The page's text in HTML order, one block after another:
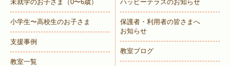
未就学のお子さま （0〜6歳）
小学生〜高校生のお子さま
支援事例
教室一覧
ハッピーテラスのお知らせ
保護者・利用者の皆さまへ
お知らせ
教室ブログ